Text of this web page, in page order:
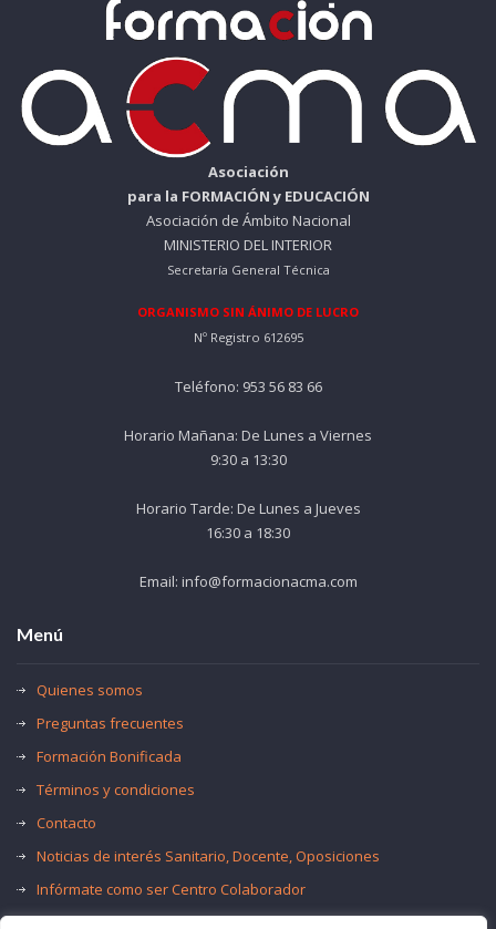
Asociación
para la FORMACIÓN y EDUCACIÓN
Asociación de Ámbito Nacional
MINISTERIO DEL INTERIOR
Secretaría General Técnica
ORGANISMO SIN ÁNIMO DE LUCRO
Nº Registro 612695
Teléfono: 953 56 83 66
Horario Mañana: De Lunes a Viernes
9:30 a 13:30
Horario Tarde: De Lunes a Jueves
16:30 a 18:30
Email: info@formacionacma.com
Menú
Quienes somos
Preguntas frecuentes
Formación Bonificada
Términos y condiciones
Contacto
Noticias de interés Sanitario, Docente, Oposiciones
Infórmate como ser Centro Colaborador